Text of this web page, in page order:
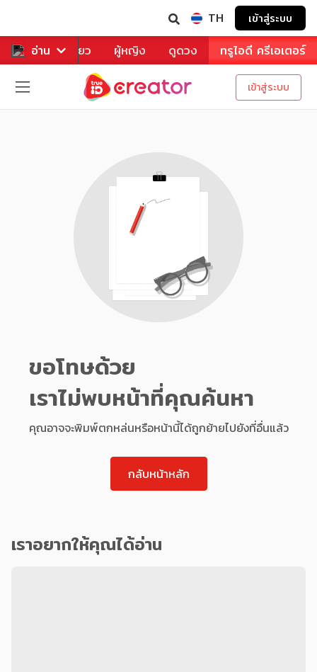
TH เข้าสู่ระบบ
อ่าน
หาร ท่องเที่ยว ผู้หญิง ดูดวง ทรูไอดี ครีเอเตอร์
เข้าสู่ระบบ
ขอโทษด้วย
เราไม่พบหน้าที่คุณค้นหา
คุณอาจจะพิมพ์ตกหล่นหรือหน้านี้ได้ถูกย้ายไปยังที่อื่นแล้ว
กลับหน้าหลัก
เราอยากให้คุณได้อ่าน